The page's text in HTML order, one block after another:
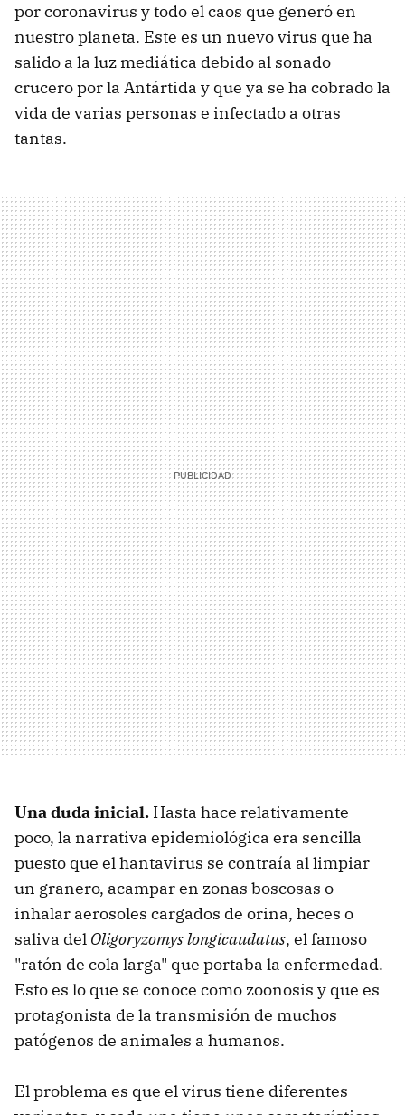
por coronavirus y todo el caos que generó en
nuestro planeta. Este es un nuevo virus que ha
salido a la luz mediática debido al sonado
crucero por la Antártida y que ya se ha cobrado la
vida de varias personas e infectado a otras
tantas.
Una duda inicial. Hasta hace relativamente
poco, la narrativa epidemiológica era sencilla
puesto que el hantavirus se contraía al limpiar
un granero, acampar en zonas boscosas o
inhalar aerosoles cargados de orina, heces o
saliva del Oligoryzomys longicaudatus, el famoso
"ratón de cola larga" que portaba la enfermedad.
Esto es lo que se conoce como zoonosis y que es
protagonista de la transmisión de muchos
patógenos de animales a humanos.
El problema es que el virus tiene diferentes